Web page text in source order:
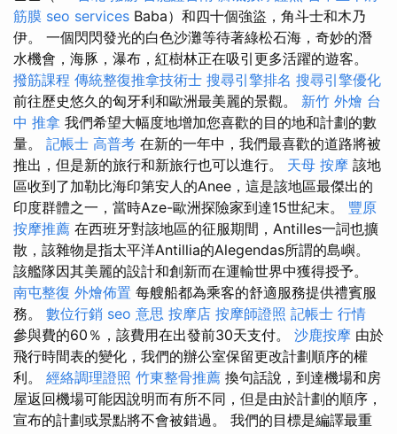
筋膜 seo services Baba）和四十個強盜，角斗士和木乃
伊。 一個閃閃發光的白色沙灘等待著綠松石海，奇妙的潛
水機會，海豚，瀑布，紅樹林正在吸引更多活躍的遊客。
撥筋課程 傳統整復推拿技術士 搜尋引擎排名 搜尋引擎優化
前往歷史悠久的匈牙利和歐洲最美麗的景觀。 新竹 外燴 台
中 推拿 我們希望大幅度地增加您喜歡的目的地和計劃的數
量。 記帳士 高普考 在新的一年中，我們最喜歡的道路將被
推出，但是新的旅行和新旅行也可以進行。 天母 按摩 該地
區收到了加勒比海印第安人的Anee，這是該地區最傑出的
印度群體之一，當時Aze-歐洲探險家到達15世紀末。 豐原
按摩推薦 在西班牙對該地區的征服期間，Antilles一詞也擴
散，該雜物是指太平洋Antillia的Alegendas所謂的島嶼。
該艦隊因其美麗的設計和創新而在運輸世界中獲得授予。
南屯整復 外燴佈置 每艘船都為乘客的舒適服務提供禮賓服
務。 數位行銷 seo 意思 按摩店 按摩師證照 記帳士 行情
參與費的60％，該費用在出發前30天支付。 沙鹿按摩 由於
飛行時間表的變化，我們的辦公室保留更改計劃順序的權
利。 經絡調理證照 竹東整骨推薦 換句話說，到達機場和房
屋返回機場可能因說明而有所不同，但是由於計劃的順序，
宣布的計劃或景點將不會被錯過。 我們的目標是編譯最重